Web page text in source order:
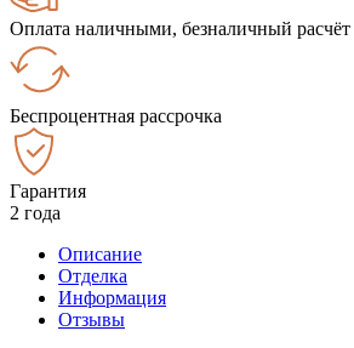
Оплата наличными, безналичный расчёт
Беспроцентная рассрочка
Гарантия
2 года
Описание
Отделка
Информация
Отзывы